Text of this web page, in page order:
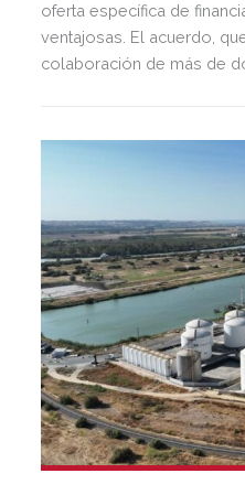
oferta específica de
ventajosas. El acuerdo,
colaboración de más de
Unicaja a empresas,